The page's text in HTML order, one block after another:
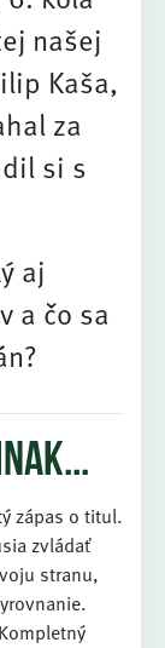
našej
Kaša,
za
si s
aj
a čo sa
zápas o titul.
zvládať
stranu,